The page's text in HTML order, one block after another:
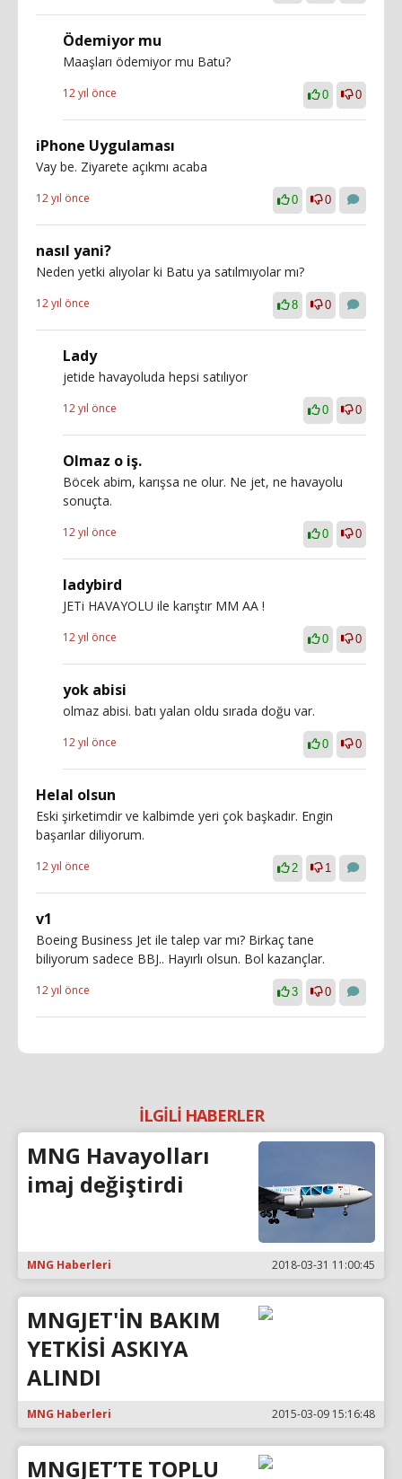
Ödemiyor mu
Maaşları ödemiyor mu Batu?
12 yıl önce 0 0
iPhone Uygulaması
Vay be. Ziyarete açıkmı acaba
12 yıl önce 0 0
nasıl yani?
Neden yetki alıyolar ki Batu ya satılmıyolar mı?
12 yıl önce 8 0
Lady
jetide havayoluda hepsi satılıyor
12 yıl önce 0 0
Olmaz o iş.
Böcek abim, karışsa ne olur. Ne jet, ne havayolu
sonuçta.
12 yıl önce 0 0
ladybird
JETi HAVAYOLU ile karıştır MM AA !
12 yıl önce 0 0
yok abisi
olmaz abisi. batı yalan oldu sırada doğu var.
12 yıl önce 0 0
Helal olsun
Eski şirketimdir ve kalbimde yeri çok başkadır. Engin
başarılar diliyorum.
12 yıl önce 2 1
v1
Boeing Business Jet ile talep var mı? Birkaç tane
biliyorum sadece BBJ.. Hayırlı olsun. Bol kazançlar.
12 yıl önce 3 0
İLGİLİ HABERLER
MNG Havayolları
imaj değiştirdi
MNG Haberleri 2018-03-31 11:00:45
MNGJET'İN BAKIM
YETKİSİ ASKIYA
ALINDI
MNG Haberleri 2015-03-09 15:16:48
MNGJET’TE TOPLU